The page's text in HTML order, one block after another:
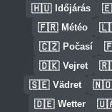
🇭🇺 Időjárás
🇫🇷 Météo
🇨🇿 Počasí
🇩🇰 Vejret
🇸🇪 Vädret 🇳🇴
🇩🇪 Wetter